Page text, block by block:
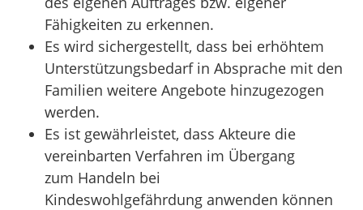
Fähigkeiten zu erkennen.
Es wird sichergestellt, dass bei erhöhtem
Unterstützungsbedarf in Absprache mit den
Familien weitere Angebote hinzugezogen
werden.
Es ist gewährleistet, dass Akteure die
vereinbarten Verfahren im Übergang
zum Handeln bei
Kindeswohlgefährdung anwenden können